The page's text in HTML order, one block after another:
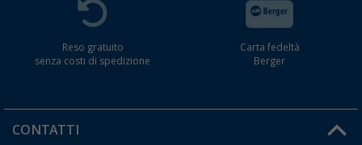
Reso gratuito
senza costi di spedizione
Carta fedeltà
Berger
CONTATTI